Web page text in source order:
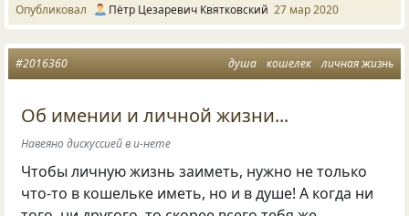
Опубликовал Пётр Цезаревич Квятковский 27 мар 2020
душа кошелек личная жизнь
#2016360
Об имении и личной жизни...
Навеяно дискуссией в и-нете
Чтобы личную жизнь заиметь, нужно не только
что-то в кошельке иметь, но и в душе! А когда ни